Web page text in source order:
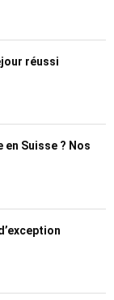
réussi
en Suisse ? Nos